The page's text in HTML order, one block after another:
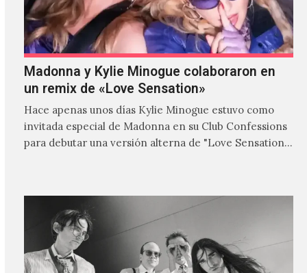
Madonna y Kylie Minogue colaboraron en
un remix de «Love Sensation»
Hace apenas unos días Kylie Minogue estuvo como
invitada especial de Madonna en su Club Confessions
para debutar una versión alterna de "Love Sensation",